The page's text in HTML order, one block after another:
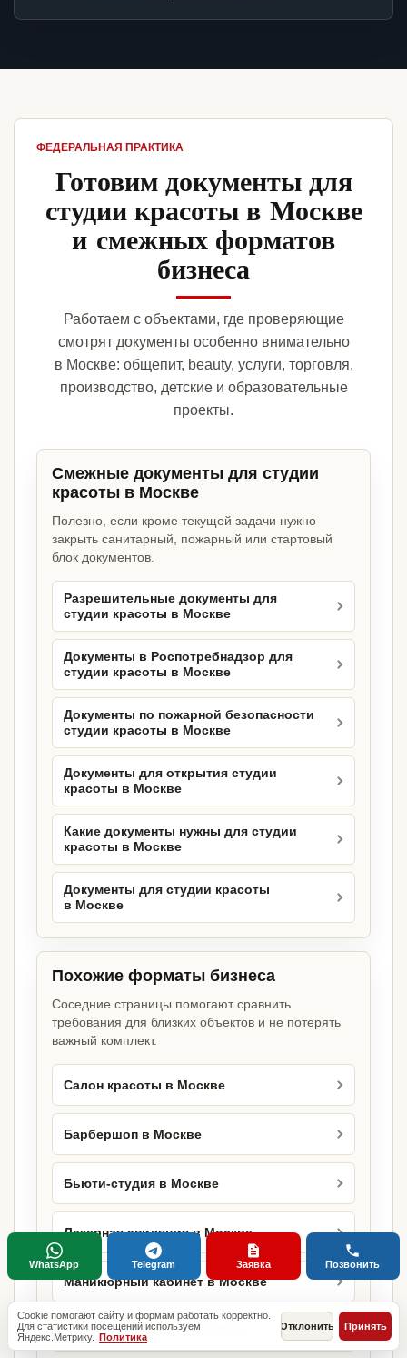
ФЕДЕРАЛЬНАЯ ПРАКТИКА
Готовим документы для
студии красоты в Москве
и смежных форматов
бизнеса
Работаем с объектами, где проверяющие
смотрят документы особенно внимательно
в Москве: общепит, beauty, услуги, торговля,
производство, детские и образовательные
проекты.
Смежные документы для студии
красоты в Москве
Полезно, если кроме текущей задачи нужно
закрыть санитарный, пожарный или стартовый
блок документов.
Разрешительные документы для
студии красоты в Москве
Документы в Роспотребнадзор для
студии красоты в Москве
Документы по пожарной безопасности
студии красоты в Москве
Документы для открытия студии
красоты в Москве
Какие документы нужны для студии
красоты в Москве
Документы для студии красоты
в Москве
Похожие форматы бизнеса
Соседние страницы помогают сравнить
требования для близких объектов и не потерять
важный комплект.
Салон красоты в Москве
Барбершоп в Москве
Бьюти-студия в Москве
Лазерная эпиляция в Москве
Маникюрный кабинет в Москве
Маникюрный салон в Москве
Cookie помогают сайту и формам работать корректно.
Для статистики посещений используем
Яндекс.Метрику. Политика
Отклонить Принять
WhatsApp Telegram Заявка Позвонить